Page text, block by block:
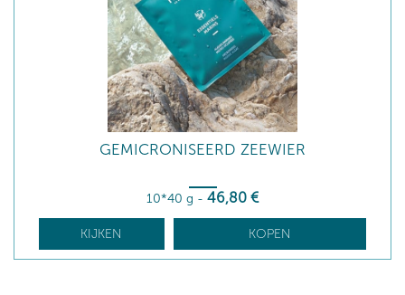
GEMICRONISEERD ZEEWIER
10*40 g - 46,80 €
KIJKEN KOPEN